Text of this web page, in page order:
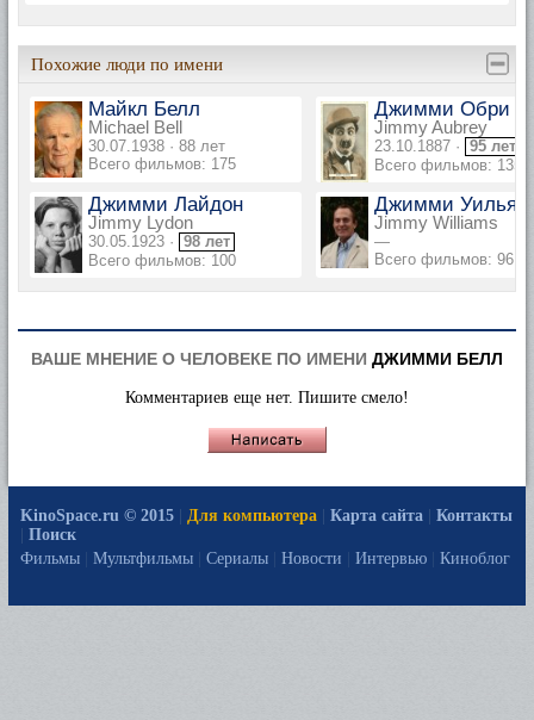
Похожие люди по имени
Майкл Белл
Michael Bell
30.07.1938 · 88 лет
Всего фильмов: 175
Джимми Обри
Jimmy Aubrey
23.10.1887 · 95 лет
Всего фильмов: 135
Джимми Лайдон
Jimmy Lydon
30.05.1923 · 98 лет
Всего фильмов: 100
Джимми
Jimmy Williams
—
Всего фильмов: 96
ВАШЕ МНЕНИЕ О ЧЕЛОВЕКЕ ПО ИМЕНИ ДЖИММИ БЕЛЛ
Комментариев еще нет. Пишите смело!
KinoSpace.ru © 2015 Для компьютера Карта сайта
Контакты
Поиск
Фильмы
Мультфильмы Сериалы Новости Интервью Киноблог